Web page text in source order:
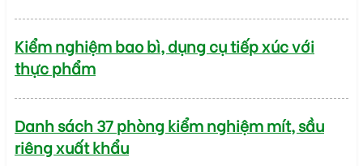
Kiểm nghiệm bao bì, dụng cụ tiếp xúc với
thực phẩm
Danh sách 37 phòng kiểm nghiệm mít, sầu
riêng xuất khẩu